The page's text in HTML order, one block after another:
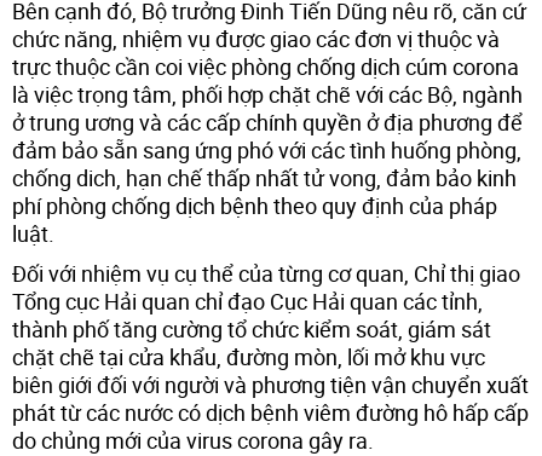
Bên cạnh đó, Bộ trưởng Đinh Tiến Dũng nêu rõ, căn cứ
chức năng, nhiệm vụ được giao các đơn vị thuộc và
trực thuộc cần coi việc phòng chống dịch cúm corona
là việc trọng tâm, phối hợp chặt chẽ với các Bộ, ngành
ở trung ương và các cấp chính quyền ở địa phương để
đảm bảo sẵn sang ứng phó với các tình huống phòng,
chống dich, hạn chế thấp nhất tử vong, đảm bảo kinh
phí phòng chống dịch bệnh theo quy định của pháp
luật.
Đối với nhiệm vụ cụ thể của từng cơ quan, Chỉ thị giao
Tổng cục Hải quan chỉ đạo Cục Hải quan các tỉnh,
thành phố tăng cường tổ chức kiểm soát, giám sát
chặt chẽ tại cửa khẩu, đường mòn, lối mở khu vực
biên giới đối với người và phương tiện vận chuyển xuất
phát từ các nước có dịch bệnh viêm đường hô hấp cấp
do chủng mới của virus corona gây ra.